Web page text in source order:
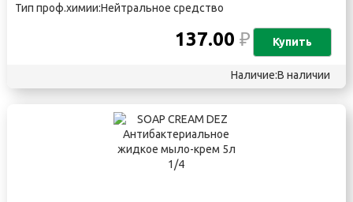
Тип проф.химии:Нейтральное средство
137.00₽ Купить
Наличие:В наличии